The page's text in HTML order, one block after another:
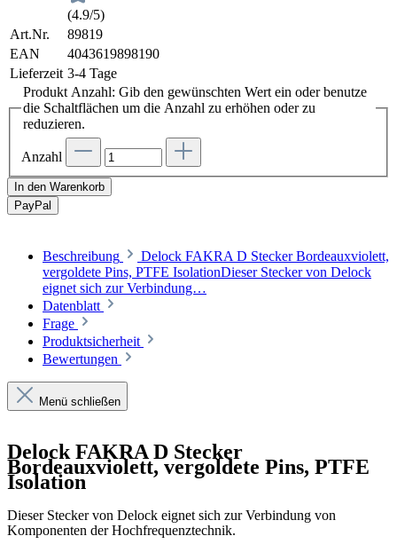
(4.9/5)
Art.Nr.
89819
EAN
4043619898190
Lieferzeit 3-4 Tage
Produkt Anzahl: Gib den gewünschten Wert ein oder benutze
die Schaltflächen um die Anzahl zu erhöhen oder zu
reduzieren.
Anzahl
In den Warenkorb
PayPal
Beschreibung
Delock FAKRA D Stecker Bordeauxviolett,
vergoldete Pins, PTFE IsolationDieser Stecker von Delock
eignet sich zur Verbindung…
Datenblatt
Frage
Produktsicherheit
Bewertungen
Menü schließen
Delock FAKRA D Stecker
Bordeauxviolett, vergoldete Pins, PTFE
Isolation
Dieser Stecker von Delock eignet sich zur Verbindung von
Komponenten der Hochfrequenztechnik.